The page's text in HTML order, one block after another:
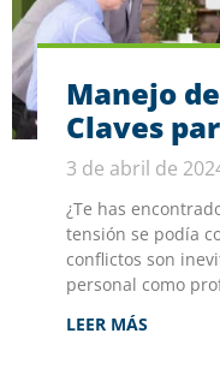
Manejo
Claves
3 de abril de
¿Te has
tensión se podía
conflictos son
personal como
LEER MÁS